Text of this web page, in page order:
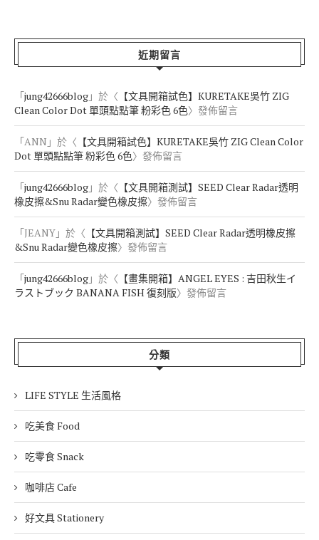
近期留言
「jung42666blog 」於〈 【文具開箱試色】KURETAKE吳竹 ZIG
Clean Color Dot 單頭點點筆 粉彩色 6色〉發佈留言
「ANN 」於〈 【文具開箱試色】KURETAKE吳竹 ZIG Clean Color
Dot 單頭點點筆 粉彩色 6色〉發佈留言
「jung42666blog 」於〈 【文具開箱測試】SEED Clear Radar透明
橡皮擦&Snu Radar變色橡皮擦〉發佈留言
「JEANY 」於〈 【文具開箱測試】SEED Clear Radar透明橡皮擦
&Snu Radar變色橡皮擦〉發佈留言
「jung42666blog 」於〈 【畫集開箱】ANGEL EYES : 吉田秋生イ
ラストブック BANANA FISH 復刻版〉發佈留言
分類
LIFE STYLE 生活風格
吃美食 Food
吃零食 Snack
咖啡店 Cafe
好文具 Stationery